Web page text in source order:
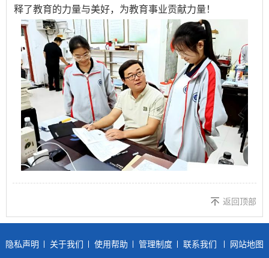
释了教育的力量与美好，为教育事业贡献力量！
返回顶部
隐私声明 关于我们 使用帮助 管理制度 联系我们 网站地图